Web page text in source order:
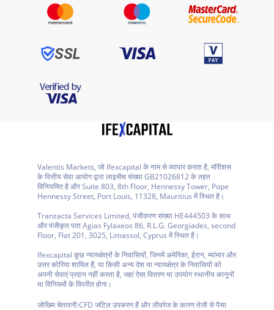
Valentis Markets, जो Ifexcapital के नाम से व्यापार करता है, मॉरीशस
के वित्तीय सेवा आयोग द्वारा लाइसेंस संख्या GB21026812 के तहत
विनियमित है और Suite 803, 8th Floor, Hennessy Tower, Pope
Hennessy Street, Port Louis, 11328, Mauritius में स्थित है।
Tranzacta Services Limited, पंजीकरण संख्या HE444503 के साथ
और पंजीकृत पता Agias Fylaxeos 86, R.L.G. Georgiades, second
Floor, Flat 201, 3025, Limassol, Cyprus में स्थित है।
Ifexcapital कुछ न्यायक्षेत्रों के निवासियों, जिनमें अमेरिका, ईरान, म्यांमार और
उत्तर कोरिया शामिल हैं, या किसी अन्य देश या न्यायक्षेत्र के निवासियों को
अपनी सेवाएं प्रदान नहीं करता है, जहां ऐसा वितरण या उपयोग स्थानीय कानूनों
या विनियमों के विपरीत होगा।
जोखिम चेतावनी:CFD जटिल उपकरण हैं और लीवरेज के कारण तेजी से पैसा